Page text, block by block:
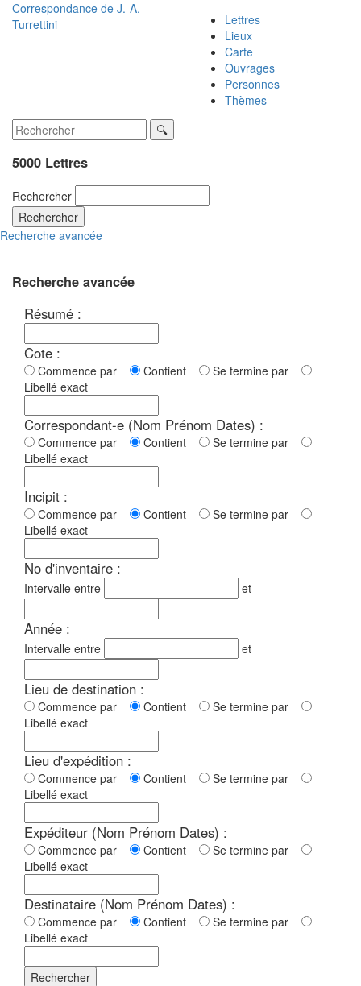
Correspondance de J.-A.
Turrettini
Lettres
Lieux
Carte
Ouvrages
Personnes
Thèmes
5000 Lettres
Rechercher
Rechercher
Recherche avancée
Recherche avancée
Résumé :
Cote :
Commence par Contient
Se termine par
Libellé exact
Correspondant-e (Nom Prénom Dates) :
Commence par Contient
Se termine par
Libellé exact
Incipit :
Commence par Contient
Se termine par
Libellé exact
No d'inventaire :
Intervalle entre et
Année :
Intervalle entre et
Lieu de destination :
Commence par Contient
Se termine par
Libellé exact
Lieu d'expédition :
Commence par Contient
Se termine par
Libellé exact
Expéditeur (Nom Prénom Dates) :
Commence par Contient
Se termine par
Libellé exact
Destinataire (Nom Prénom Dates) :
Commence par Contient
Se termine par
Libellé exact
Rechercher